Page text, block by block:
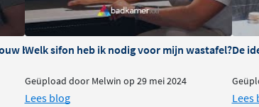
badkamer
Welk sifon heb ik nodig voor mijn wastafel?
Geüpload door Melwin op 29 mei 2024
Lees blog
De
Lees